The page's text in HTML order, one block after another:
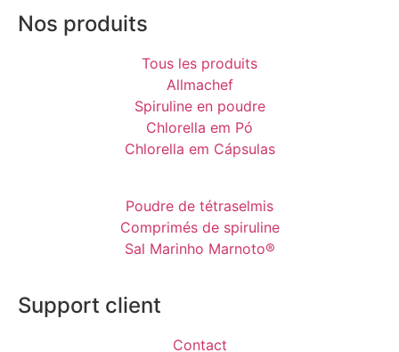
Nos produits
Tous les produits
Allmachef
Spiruline en poudre
Chlorella em Pó
Chlorella em Cápsulas
Poudre de tétraselmis
Comprimés de spiruline
Sal Marinho Marnoto®
Support client
Contact